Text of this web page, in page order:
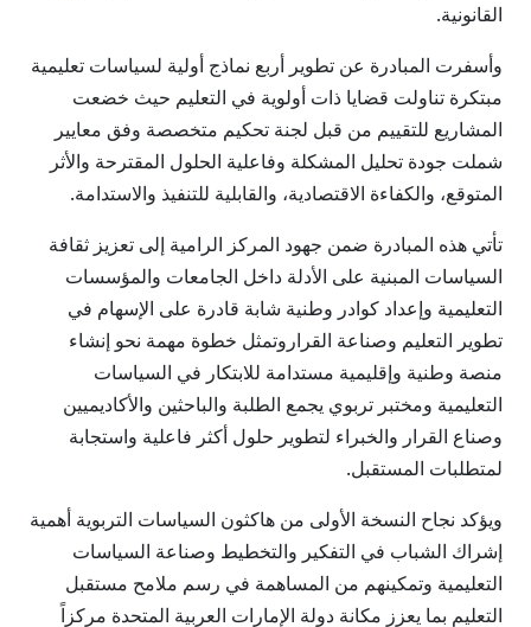
القانونية.
وأسفرت المبادرة عن تطوير أربع نماذج أولية لسياسات تعليمية
مبتكرة تناولت قضايا ذات أولوية في التعليم حيث خضعت
المشاريع للتقييم من قبل لجنة تحكيم متخصصة وفق معايير
شملت جودة تحليل المشكلة وفاعلية الحلول المقترحة والأثر
المتوقع، والكفاءة الاقتصادية، والقابلية للتنفيذ والاستدامة.
تأتي هذه المبادرة ضمن جهود المركز الرامية إلى تعزيز ثقافة
السياسات المبنية على الأدلة داخل الجامعات والمؤسسات
التعليمية وإعداد كوادر وطنية شابة قادرة على الإسهام في
تطوير التعليم وصناعة القراروتمثل خطوة مهمة نحو إنشاء
منصة وطنية وإقليمية مستدامة للابتكار في السياسات
التعليمية ومختبر تربوي يجمع الطلبة والباحثين والأكاديميين
وصناع القرار والخبراء لتطوير حلول أكثر فاعلية واستجابة
لمتطلبات المستقبل.
ويؤكد نجاح النسخة الأولى من هاكثون السياسات التربوية أهمية
إشراك الشباب في التفكير والتخطيط وصناعة السياسات
التعليمية وتمكينهم من المساهمة في رسم ملامح مستقبل
التعليم بما يعزز مكانة دولة الإمارات العربية المتحدة مركزاً